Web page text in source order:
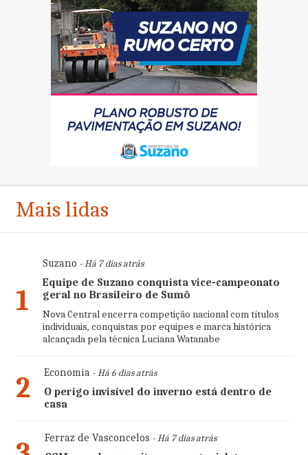
Mais lidas
1
Suzano - Há 7 dias atrás
Equipe de Suzano conquista vice-campeonato
geral no Brasileiro de Sumô
Nova Central encerra competição nacional com títulos
individuais, conquistas por equipes e marca histórica
alcançada pela técnica Luciana Watanabe
2 Economia- Há 6 dias atrás
O perigo invisível do inverno está dentro de
casa
Ferraz de Vasconcelos - Há 7 dias atrás